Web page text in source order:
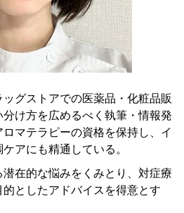
グストアでの医薬品・化粧品販
け方を広めるべく執筆・情報発
マテラピーの資格を保持し、イ
アにも精通している。
在的な悩みをくみとり、対症療
としたアドバイスを得意とす